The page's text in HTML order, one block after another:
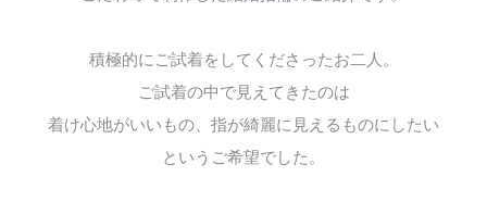
積極的にご試着をしてくださったお二人。
ご試着の中で見えてきたのは
着け心地がいいもの、指が綺麗に見えるものにしたい
というご希望でした。